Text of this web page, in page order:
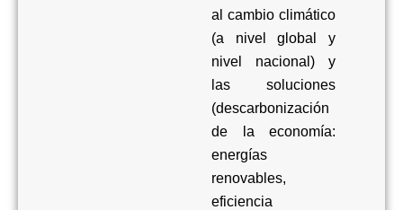
al cambio climático
(a nivel global y
nivel nacional) y
las soluciones
(descarbonización
de la economía:
energías
renovables,
eficiencia